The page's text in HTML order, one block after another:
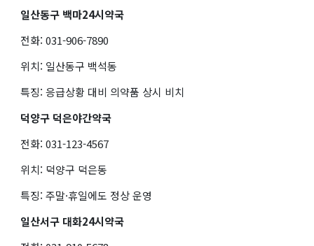
일산동구 백마24시약국
전화: 031-906-7890
위치: 일산동구 백석동
특징: 응급상황 대비 의약품 상시 비치
덕양구 덕은야간약국
전화: 031-123-4567
위치: 덕양구 덕은동
특징: 주말·휴일에도 정상 운영
일산서구 대화24시약국